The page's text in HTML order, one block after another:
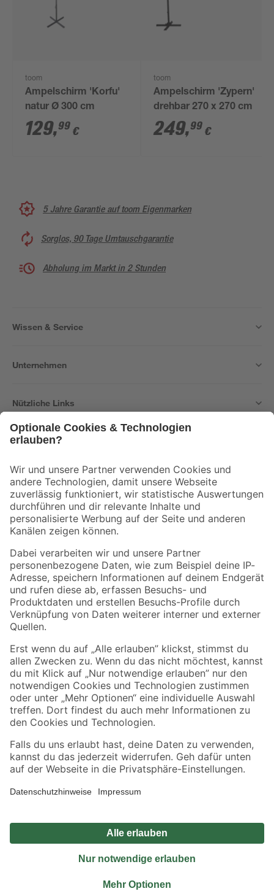
toom
Ampelschirm 'Korfu'
natur Ø 300 cm
129,99 €
toom
Ampelschirm 'Zypern'
drehbar 270 x 270 cm
249,99 €
5 Jahre Garantie auf toom Eigenmarken
Sorglos, 90 Tage Umtauschgarantie
Abholung im Markt in 2 Stunden
Wissen & Service
Unternehmen
Nützliche Links
Der toom Newsletter: Keine Angebote und Aktionen mehr verpassen!
Zur Newsletter Anmeldung
Folge uns
Zahlungsarten Versandarten
Sicher einkaufen
Jetzt die toom-App herunterladen
Alle Preisangaben in EUR inkl. gesetzl. MwSt.. Die dargestellten Angebote sind unter
Umständen nicht in allen Märkten verfügbar. Die angegebenen Verfügbarkeiten beziehen
Produkte nur solange der Vorrat reicht.
*Paketversand ab 59 € versandkostenfrei, gilt nicht für Artikel mit Speditionsversand, hier
Privatsphäre Impressum
Nutzungsbedingungen
Widerrufsrecht
Vertrag widerrufen
© 2026 toom Baumarkt GmbH